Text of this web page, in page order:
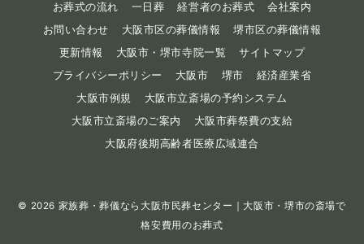
お葬式の流れ
一日葬 経営者のお葬式
会社案内
お問い合わせ
大阪市区の葬儀情報
堺市区の葬儀情報
更新情報
大阪市・堺市寺院一覧
サイトマップ
プライバシーポリシー
大阪市 堺市
経済産業省
大阪市例規
大阪市立斎場の予約システム
大阪市立斎場のご案内
大阪市葬祭費の支給
大阪府後期高齢者医療広域連合
© 2026 家族葬・葬儀なら大阪市民葬センター｜大阪市・堺市の斎場で
格安費用のお葬式